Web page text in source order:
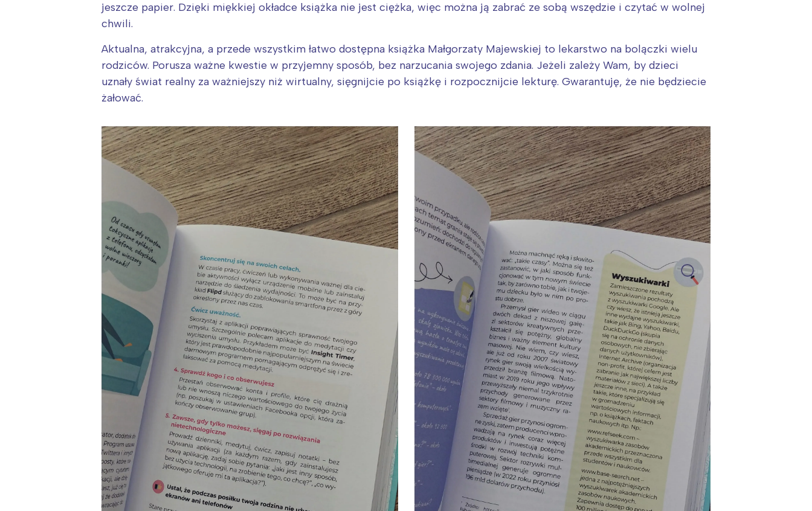
jeszcze papier. Dzięki miękkiej okładce książka nie jest ciężka, więc można ją zabrać ze sobą wszędzie i czytać w wolnej
chwili.
Aktualna, atrakcyjna, a przede wszystkim łatwo dostępna książka Małgorzaty Majewskiej to lekarstwo na bolączki wielu
rodziców. Porusza ważne kwestie w przyjemny sposób, bez narzucania swojego zdania. Jeżeli zależy Wam, by dzieci
uznały świat realny za ważniejszy niż wirtualny, sięgnijcie po książkę i rozpocznijcie lekturę. Gwarantuję, że nie będziecie
żałować.
Wybieram